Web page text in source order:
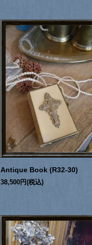
Antique Book (R32-30)
38,500円(税込)